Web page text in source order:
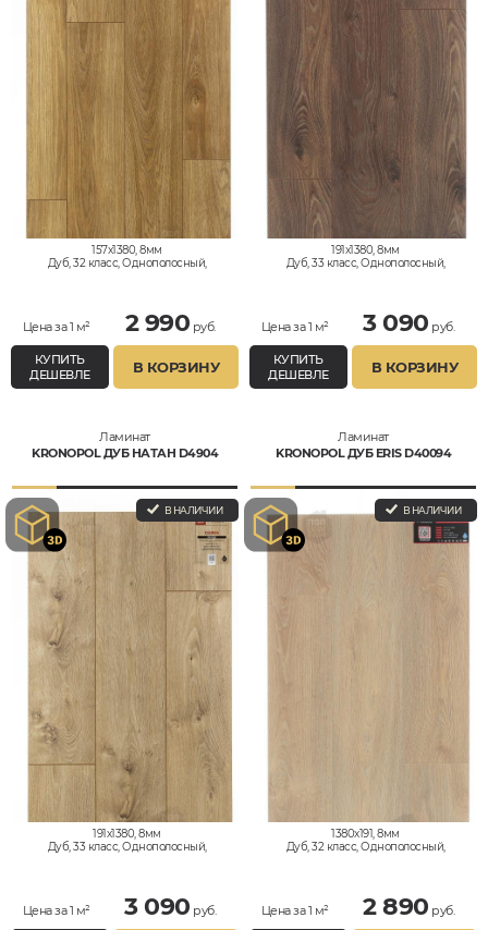
157x1380, 8мм
Дуб, 32 класс, Однополосный,
Цена за 1 м² 2 990 руб.
КУПИТЬ
ДЕШЕВЛЕ
В КОРЗИНУ
191x1380, 8мм
Дуб, 33 класс, Однополосный,
Цена за 1 м² 3 090 руб.
КУПИТЬ
ДЕШЕВЛЕ
В КОРЗИНУ
Ламинат
KRONOPOL ДУБ НАТАН D4904
В НАЛИЧИИ
191x1380, 8мм
Дуб, 33 класс, Однополосный,
Цена за 1 м² 3 090 руб.
Ламинат
KRONOPOL ДУБ ERIS D40094
В НАЛИЧИИ
1380x191, 8мм
Дуб, 32 класс, Однополосный,
Цена за 1 м² 2 890 руб.